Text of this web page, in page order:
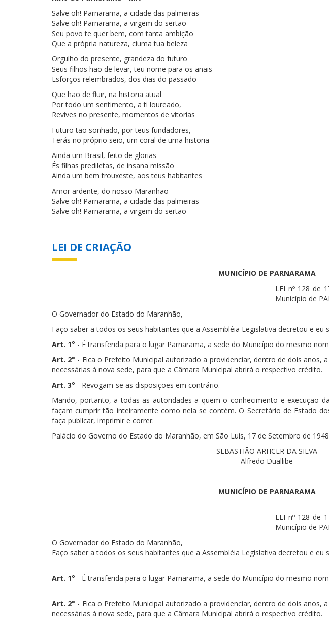
Salve oh! Parnarama, a cidade das palmeiras
Salve oh! Parnarama, a virgem do sertão
Seu povo te quer bem, com tanta ambição
Que a própria natureza, ciuma tua beleza
Orgulho do presente, grandeza do futuro
Seus filhos hão de levar, teu nome para os anais
Esforços relembrados, dos dias do passado
Que hão de fluir, na historia atual
Por todo um sentimento, a ti loureado,
Revives no presente, momentos de vitorias
Futuro tão sonhado, por teus fundadores,
Terás no próprio seio, um coral de uma historia
Ainda um Brasil, feito de glorias
És filhas prediletas, de insana missão
Ainda um bem trouxeste, aos teus habitantes
Amor ardente, do nosso Maranhão
Salve oh! Parnarama, a cidade das palmeiras
Salve oh! Parnarama, a virgem do sertão
LEI DE CRIAÇÃO
MUNICÍPIO DE PARNARAMA
LEI nº 128 de
Município de
O Governador do Estado do Maranhão,
Faço saber a todos os seus habitantes que a Assembléia Legislativa decretou e eu
Art. 1° - É transferida para o lugar Parnarama, a sede do Município do mesmo
Art. 2° - Fica o Prefeito Municipal autorizado a providenciar, dentro de dois anos,
necessárias à nova sede, para que a Câmara Municipal abrirá o respectivo crédito.
Art. 3° - Revogam-se as disposições em contrário.
Mando, portanto, a todas as autoridades a quem o conhecimento e execução
façam cumprir tão inteiramente como nela se contém. O Secretário de Estado
faça publicar, imprimir e correr.
Palácio do Governo do Estado do Maranhão, em São Luis, 17 de Setembro de
SEBASTIÃO ARHCER DA SILVA
Alfredo Duallibe
MUNICÍPIO DE PARNARAMA
LEI nº 128 de
Município de
O Governador do Estado do Maranhão,
Faço saber a todos os seus habitantes que a Assembléia Legislativa decretou e eu
Art. 1° - É transferida para o lugar Parnarama, a sede do Município do mesmo
Art. 2° - Fica o Prefeito Municipal autorizado a providenciar, dentro de dois anos,
necessárias à nova sede, para que a Câmara Municipal abrirá o respectivo crédito.